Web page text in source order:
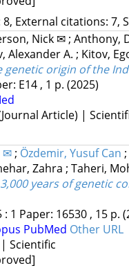
External citations: 7,
Nick ✉ ; Anthony,
Alexander A. ; Kitov,
origin of the
E14 , 1 p. (2025)
Article) |
✉ ; Özdemir, Yusuf Can ;
Zahra ; Taheri,
years of genetic
: 1 Paper: 16530 , 15 p.
PubMed Other URL
Scientific